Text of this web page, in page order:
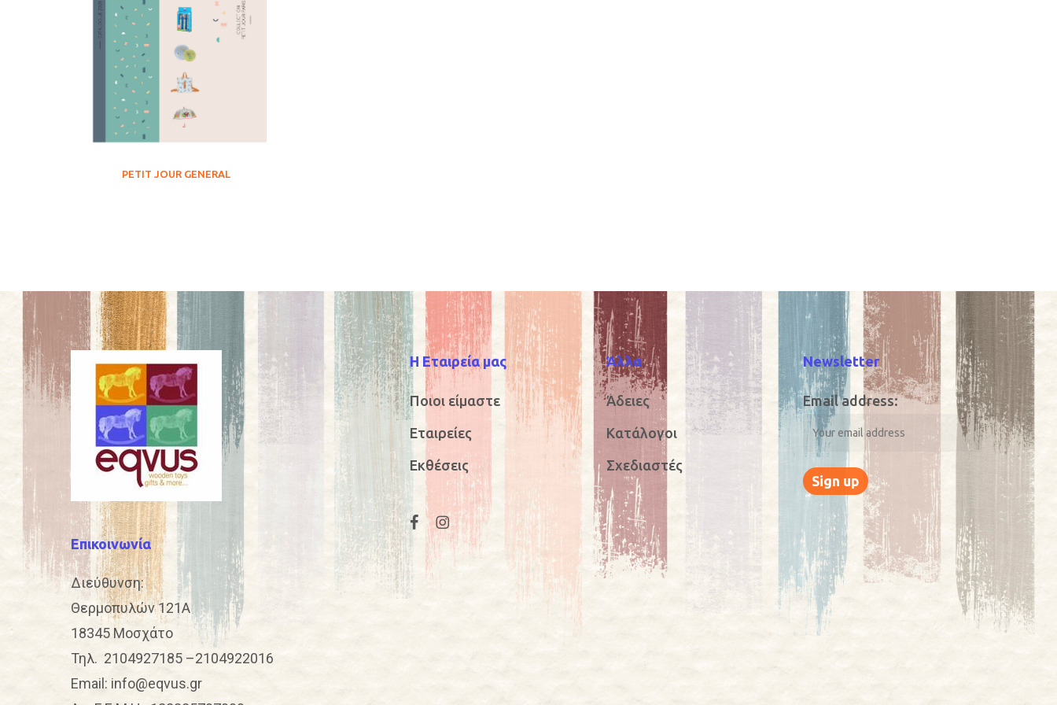
PETIT JOUR GENERAL
Επικοινωνία
Διεύθυνση:
Θερμοπυλών 121Α
18345 Μοσχάτο
Τηλ. 2104927185 –2104922016
Email: info@eqvus.gr
Η Εταιρεία μας
Ποιοι είμαστε
Εταιρείες
Εκθέσεις
Άλλα
Άδειες
Κατάλογοι
Σχεδιαστές
Newsletter
Email address: